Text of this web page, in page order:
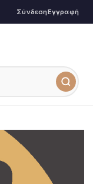
ΣύνδεσηΕγγραφή